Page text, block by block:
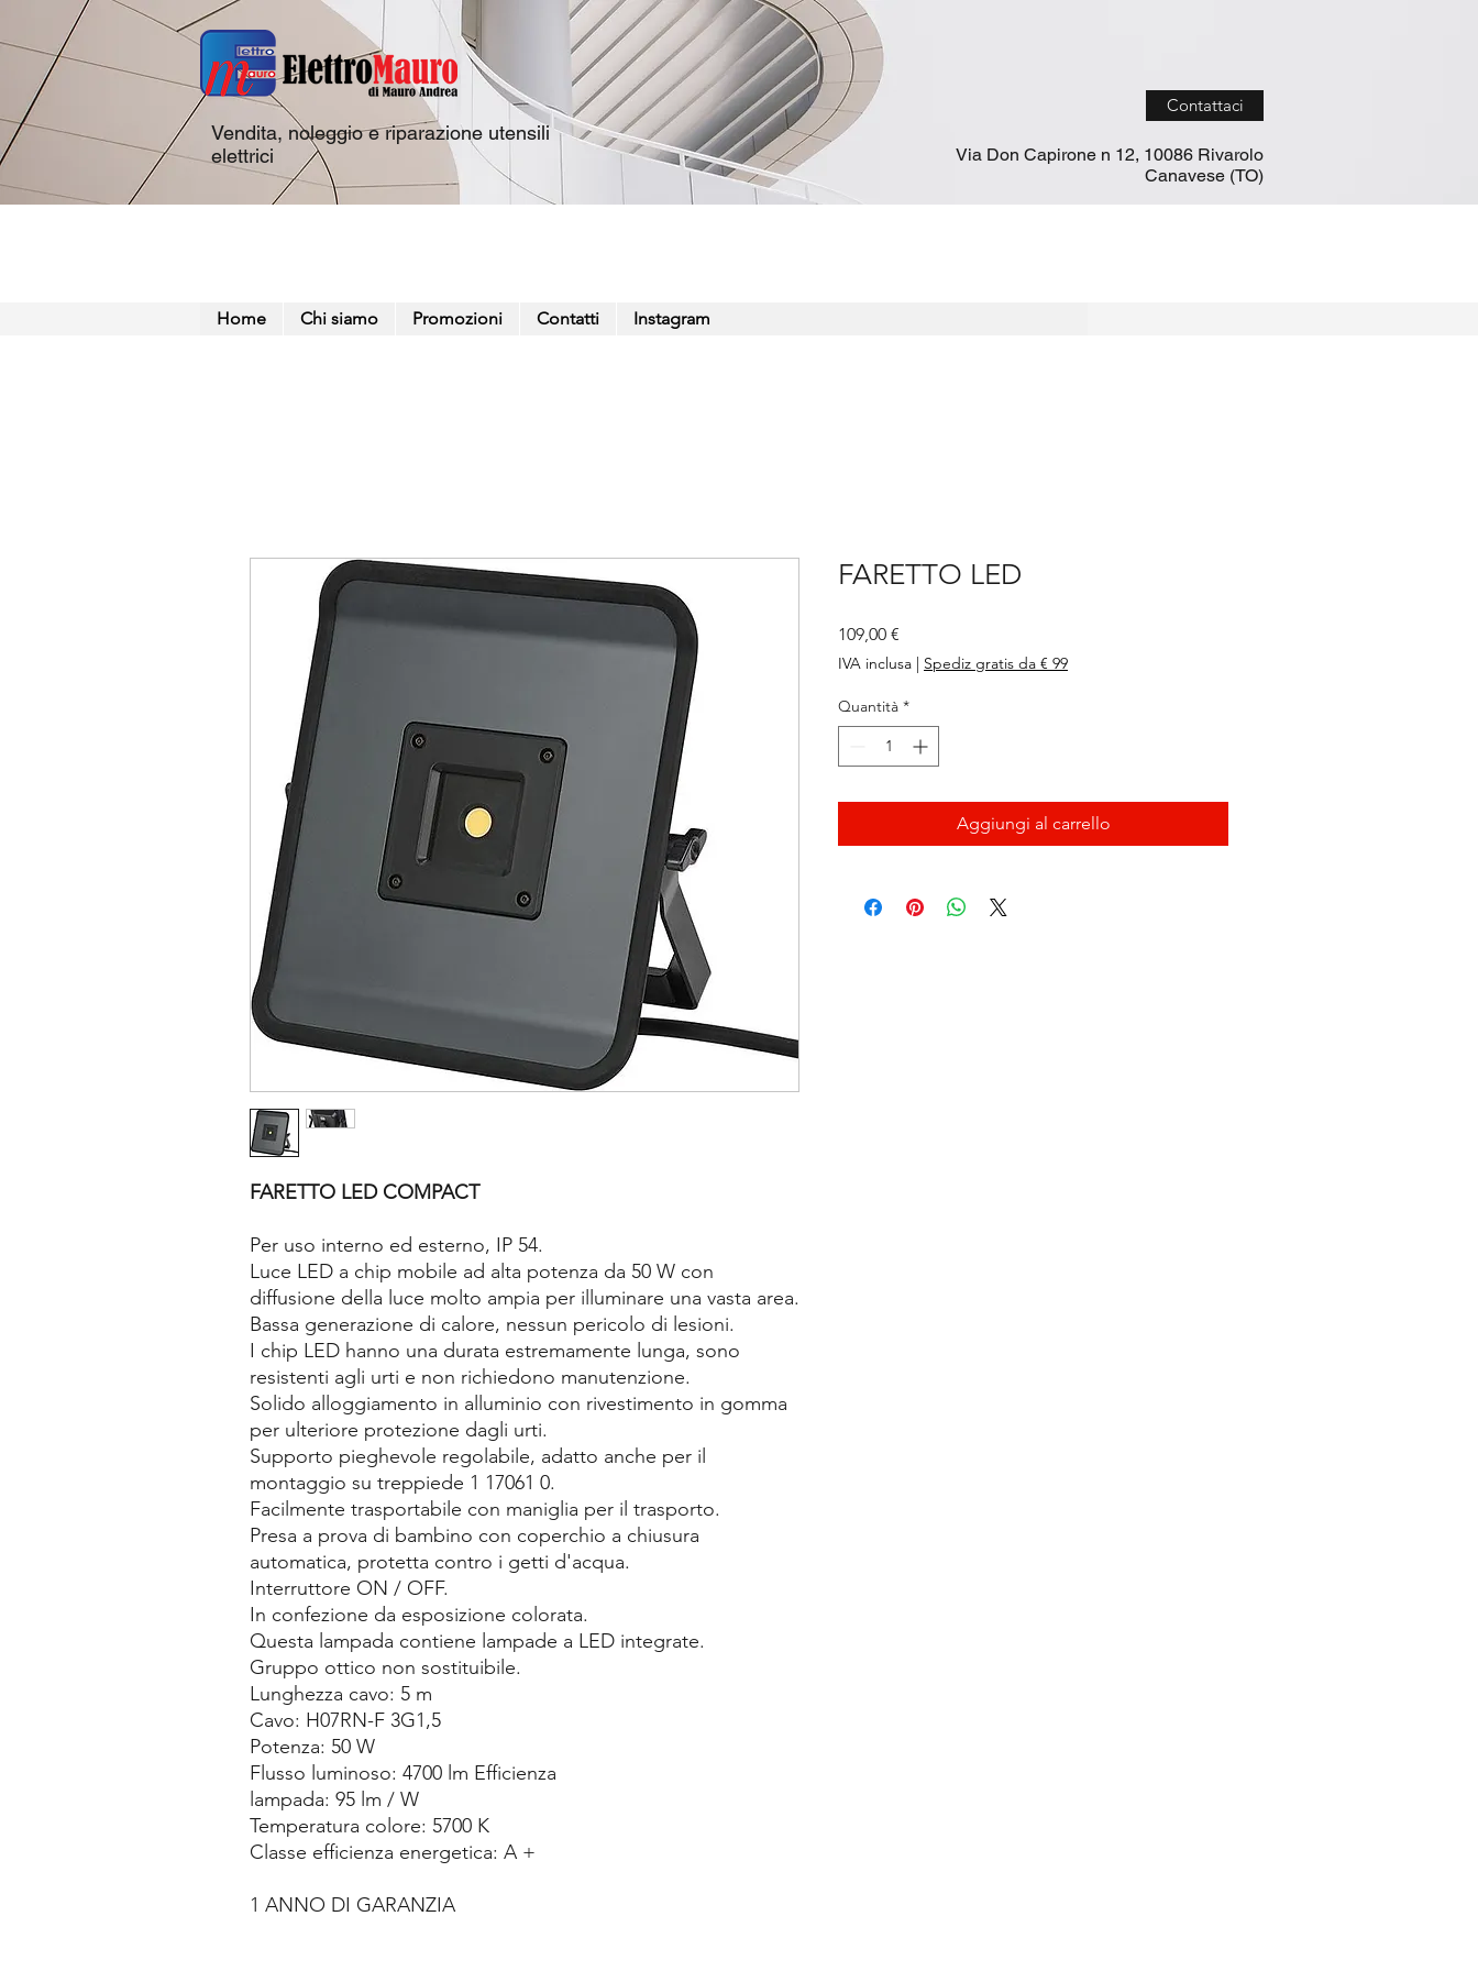
Vendita, noleggio e riparazione utensili
elettrici
Contattaci
Via Don Capirone n 12, 10086 Rivarolo
Canavese (TO)
Home Chi siamo Promozioni Contatti Instagram
FARETTO LED COMPACT
Per uso interno ed esterno, IP 54.
Luce LED a chip mobile ad alta potenza da 50 W con
diffusione della luce molto ampia per illuminare una vasta area.
Bassa generazione di calore, nessun pericolo di lesioni.
I chip LED hanno una durata estremamente lunga, sono
resistenti agli urti e non richiedono manutenzione.
Solido alloggiamento in alluminio con rivestimento in gomma
per ulteriore protezione dagli urti.
Supporto pieghevole regolabile, adatto anche per il
montaggio su treppiede 1 17061 0.
Facilmente trasportabile con maniglia per il trasporto.
Presa a prova di bambino con coperchio a chiusura
automatica, protetta contro i getti d'acqua.
Interruttore ON / OFF.
In confezione da esposizione colorata.
Questa lampada contiene lampade a LED integrate.
Gruppo ottico non sostituibile.
Lunghezza cavo: 5 m
Cavo: H07RN-F 3G1,5
Potenza: 50 W
Flusso luminoso: 4700 lm Efficienza
lampada: 95 lm / W
Temperatura colore: 5700 K
Classe efficienza energetica: A +
1 ANNO DI GARANZIA
FARETTO LED
109,00 €
IVA inclusa | Spediz gratis da € 99
Quantità *
Aggiungi al carrello